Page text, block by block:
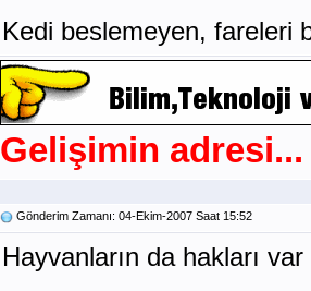
Kedi beslemeyen, fareleri
Gelişimin adresi...
Gönderim Zamanı: 04-Ekim-2007 Saat 15:52
Hayvanların da hakları var